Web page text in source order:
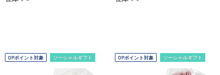
OPポイント対象 ソーシャルギフト OPポイント対象 ソーシャルギフト